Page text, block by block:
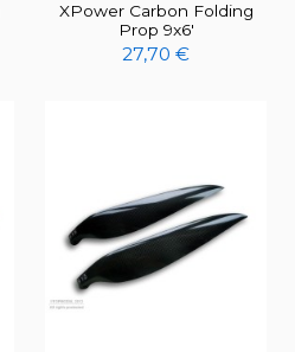
XPower Carbon Folding
Prop 9x6'
27,70 €